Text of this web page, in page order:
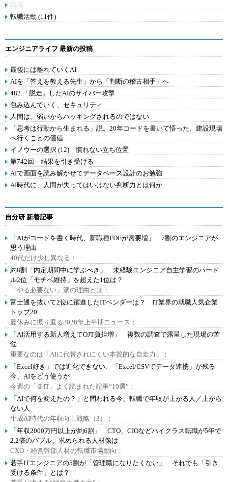
職場
転職活動 (11件)
エンジニアライフ 最新の投稿
最後には離れていくAI
AIを「答えを教える先生」から「判断の稽古相手」へ
482.「脱走」したAIのサイバー攻撃
包み込んでいく、セキュリティ
人間は、弱いからハッキングされるのではない
「思考は行動から生まれる」説。20年コードを書いて悟った、建設現場
へ行くことの価値
イノウーの選択 (12) 慣れない立ち位置
第742回 結果を引き受ける
AIで画面を読み解かせてデータベース設計のお勉強
AI時代に、人間が失ってはいけない判断力とは何か
自分研 新着記事
「AIがコードを書く時代、新職種FDEが需要増」 7割のエンジニアが
思う理由
40代だけ少し異なる：
約8割「内定期間中に学ぶべき」 未経験エンジニア自主学習のハード
ル2位「モチベ維持」を超えた1位は？
「やる必要ない」派の理由とは：
富士通を抜いて2位に躍進したITベンダーは？ IT業界の就職人気企業
トップ20
夏休みに振り返る2026年上半期ニュース：
「AI活用する新人増えてOJT負担増」 複数の調査で露呈した現場の苦
悩
重要なのは「AIに代替されにくい本質的な自走力」：
「Excel好き」では進化できない、「Excel/CSVでデータ連携」が残る
今、AIをどう使うか
今週の「＠IT」よく読まれた記事“10選”：
「AIで何を変えたの？」と問われる今、転職で年収が上がる人／上がら
ない人
生成AI時代の年収向上戦略（3）：
「年収2000万円以上が約6割」 CTO、CIOなどハイクラス転職が5年で
2.2倍のバブル、求められる人材像は
CXO・経営幹部人材の転職市場動向：
若手ITエンジニアの5割が「管理職になりたくない」 それでも「引き
受ける条件」とは？